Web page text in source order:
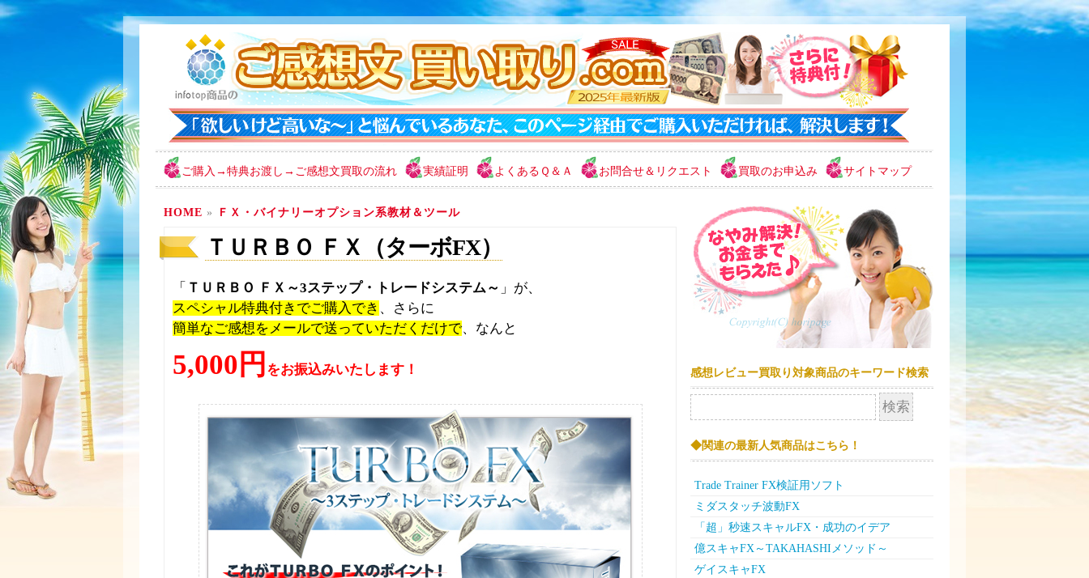
ご購入→特典お渡し→ご感想文買取の流れ 実績証明 よくあるＱ＆Ａ お問合せ＆リクエスト 買取のお申込み サイトマップ
HOME » ＦＸ・バイナリーオプション系教材＆ツール
ＴＵＲＢＯ ＦＸ（ターボFX）
「 ＴＵＲＢＯ ＦＸ～3ステップ・トレードシステム～ 」が、
スペシャル特典付きでご購入でき 、さらに
簡単なご感想をメールで送っていただくだけで、なんと
5,000円 をお振込みいたします！ 感想レビュー買取り対象商品のキーワード検索
検索:
◆関連の最新人気商品はこちら！
Trade Trainer FX検証用ソフト
ミダスタッチ波動FX
「超」秒速スキャルFX・成功のイデア
億スキャFX～TAKAHASHIメソッド～
ゲイスキャFX